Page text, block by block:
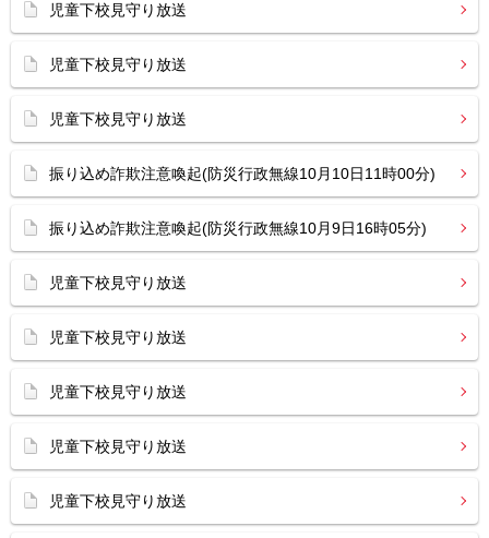
児童下校見守り放送
児童下校見守り放送
児童下校見守り放送
振り込め詐欺注意喚起(防災行政無線10月10日11時00分)
振り込め詐欺注意喚起(防災行政無線10月9日16時05分)
児童下校見守り放送
児童下校見守り放送
児童下校見守り放送
児童下校見守り放送
児童下校見守り放送